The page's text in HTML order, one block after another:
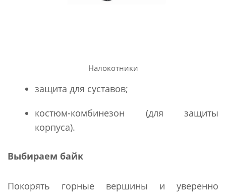
Налокотники
защита для суставов;
костюм-комбинезон (для защиты
корпуса).
Выбираем байк
Покорять горные вершины и уверенно